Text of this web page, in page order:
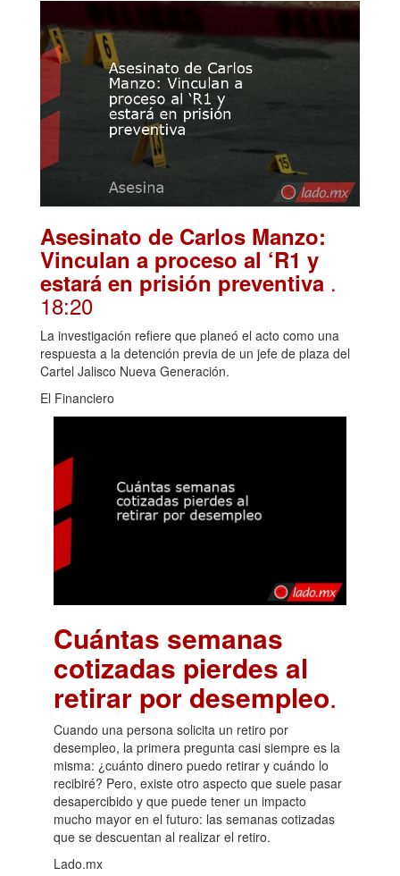
Asesinato de Carlos Manzo:
Vinculan a proceso al ‘R1 y
estará en prisión preventiva .
18:20
La investigación refiere que planeó el acto como una
respuesta a la detención previa de un jefe de plaza del
Cartel Jalisco Nueva Generación.
El Financiero
Cuántas semanas
cotizadas pierdes al
retirar por desempleo.
Cuando una persona solicita un retiro por
desempleo, la primera pregunta casi siempre es la
misma: ¿cuánto dinero puedo retirar y cuándo lo
recibiré? Pero, existe otro aspecto que suele pasar
desapercibido y que puede tener un impacto
mucho mayor en el futuro: las semanas cotizadas
que se descuentan al realizar el retiro.
Lado.mx